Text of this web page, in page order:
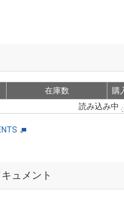
在庫数
購
読み込み中
ュメント